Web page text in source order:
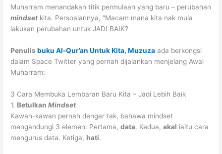
Muharram menandakan titik permulaan yang baru – perubahan
mindsetkita. Persoalannya, “Macam mana kita nak mula
lakukan perubahan untuk JADI BAIK?
Penulisbuku Al-Qur’an Untuk Kita, Muzuza ada berkongsi
dalam Space Twitter yang pernah dijalankan menjelang Awal
Muharram:
3 Cara Membuka Lembaran Baru Kita – Jadi Lebih Baik
1. BetulkanMindset
Kawan-kawan pernah dengar tak, bahawa mindset
mengandungi 3 elemen: Pertama,data. Kedua,akal iaitu cara
mengurus data. Ketiga, hati.